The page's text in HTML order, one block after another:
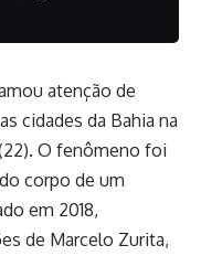
atenção de
cidades da Bahia na
O fenômeno foi
corpo de um
em 2018,
de Marcelo Zurita,